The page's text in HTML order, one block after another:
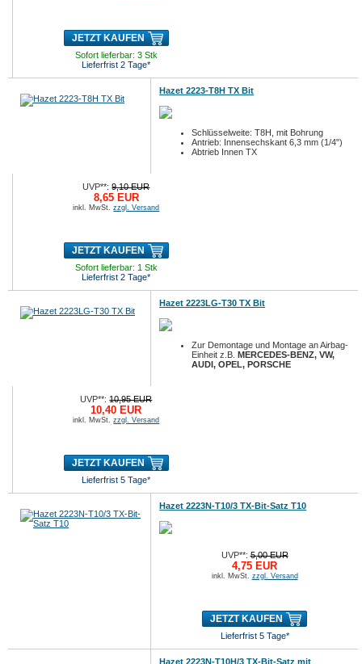
JETZT KAUFEN
Sofort lieferbar: 3 Stk
Lieferfrist 2 Tage*
Hazet 2223-T8H TX Bit
Schlüsselweite: T8H, mit Bohrung
Antrieb: Innensechskant 6,3 mm (1/4")
Abtrieb Innen TX
UVP**:9,10 EUR
8,65 EUR
inkl. MwSt.zzgl. Versand
JETZT KAUFEN
Sofort lieferbar: 1 Stk
Lieferfrist 2 Tage*
Hazet 2223LG-T30 TX Bit
Zur Demontage und Montage an Airbag-
Einheit z.B.MERCEDES-BENZ, VW,
AUDI, OPEL, PORSCHE
UVP**:10,95 EUR
10,40 EUR
inkl. MwSt.zzgl. Versand
JETZT KAUFEN
Lieferfrist 5 Tage*
Hazet 2223N-T10/3 TX-Bit-Satz T10
UVP**:5,00 EUR
4,75 EUR
inkl. MwSt. zzgl. Versand
JETZT KAUFEN
Lieferfrist 5 Tage*
Hazet 2223N-T10H/3 TX-Bit-Satz mit